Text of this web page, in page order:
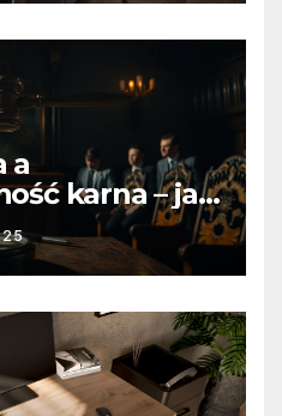
a
karna – jak